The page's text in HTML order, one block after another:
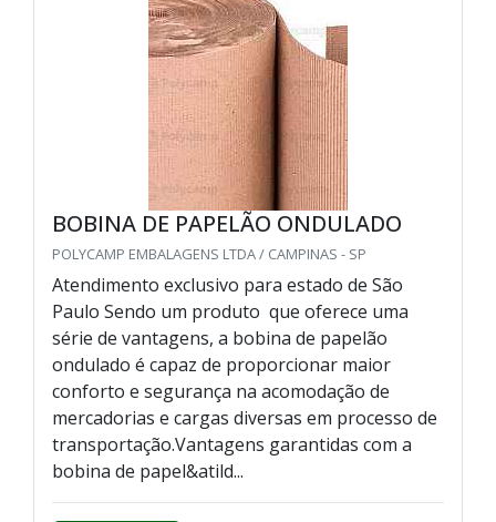
BOBINA DE PAPELÃO ONDULADO
POLYCAMP EMBALAGENS LTDA / CAMPINAS - SP
Atendimento exclusivo para estado de São
Paulo Sendo um produto que oferece uma
série de vantagens, a bobina de papelão
ondulado é capaz de proporcionar maior
conforto e segurança na acomodação de
mercadorias e cargas diversas em processo de
transportação.Vantagens garantidas com a
bobina de papel&atild...